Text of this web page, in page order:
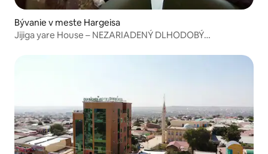
Bývanie v meste Hargeisa
Jijiga yare House – NEZARIADENÝ DLHODOBÝ